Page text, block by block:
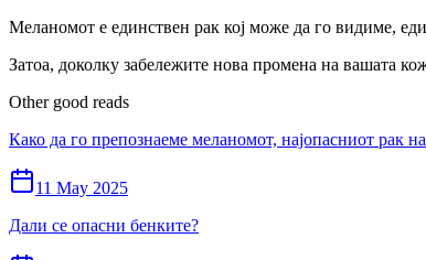
Меланомот е единствен рак кој може да го видиме,
Затоа, доколку забележите нова промена на вашата
Other good reads
Како да го препознаеме меланомот, најопасниот рак
11 May 2025
Дали се опасни бенките?